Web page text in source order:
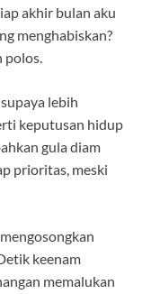
akhir bulan aku
menghabiskan?
polos.
lebih
keputusan hidup
gula diam
prioritas, meski
keenam
memalukan